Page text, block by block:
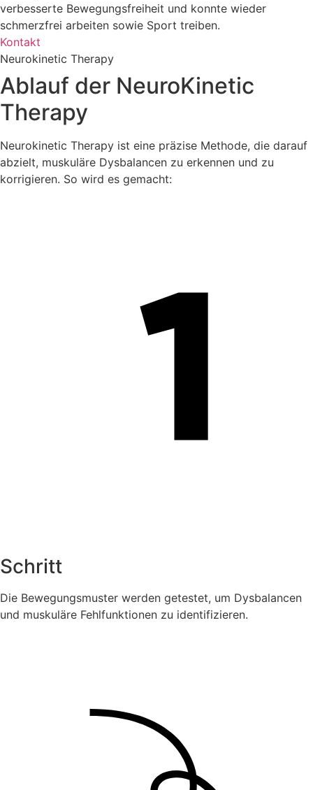
verbesserte Bewegungsfreiheit und konnte wieder
schmerzfrei arbeiten sowie Sport treiben.
Kontakt
Neurokinetic Therapy
Ablauf der NeuroKinetic
Therapy
Neurokinetic Therapy ist eine präzise Methode, die darauf
abzielt, muskuläre Dysbalancen zu erkennen und zu
korrigieren. So wird es gemacht:
Schritt
Die Bewegungsmuster werden getestet, um Dysbalancen
und muskuläre Fehlfunktionen zu identifizieren.